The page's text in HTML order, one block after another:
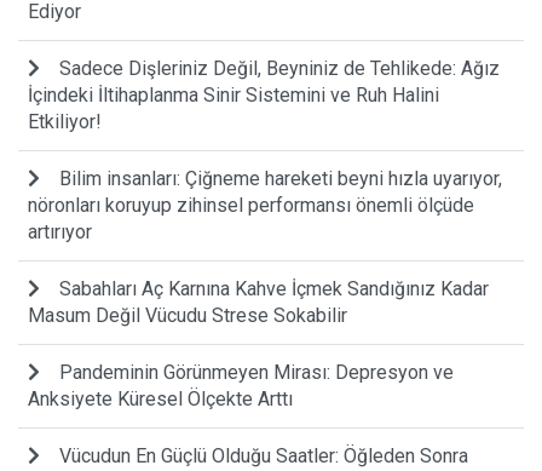
Ediyor
Sadece Dişleriniz Değil, Beyniniz de Tehlikede: Ağız
İçindeki İltihaplanma Sinir Sistemini ve Ruh Halini
Etkiliyor!
Bilim insanları: Çiğneme hareketi beyni hızla uyarıyor,
nöronları koruyup zihinsel performansı önemli ölçüde
artırıyor
Sabahları Aç Karnına Kahve İçmek Sandığınız Kadar
Masum Değil Vücudu Strese Sokabilir
Pandeminin Görünmeyen Mirası: Depresyon ve
Anksiyete Küresel Ölçekte Arttı
Vücudun En Güçlü Olduğu Saatler: Öğleden Sonra